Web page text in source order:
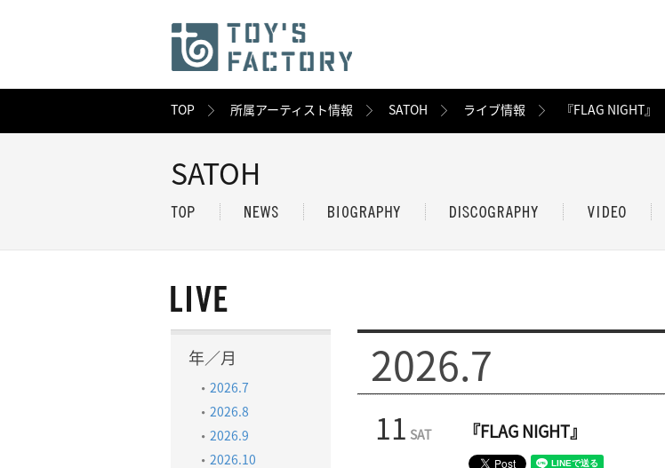
TOP 所属アーティスト情報 SATOH ライブ情報 『FLAG NIGHT』
SATOH
年／月
2026.7
2026.8
2026.9
2026.10
2026.7
11 SAT 『FLAG NIGHT』